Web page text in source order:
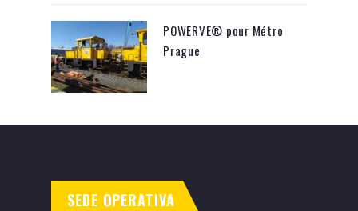
POWERVE® pour Métro
Prague
SEDE OPERATIVA